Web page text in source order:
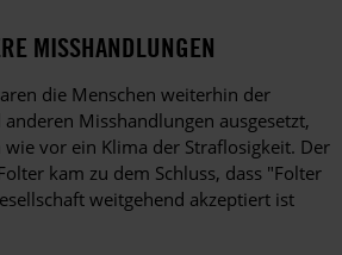
MISSHANDLUNGEN
die Menschen weiterhin der
Misshandlungen ausgesetzt,
wie vor ein Klima der Straflosigkeit. Der
kam zu dem Schluss, dass "Folter
weitgehend akzeptiert ist